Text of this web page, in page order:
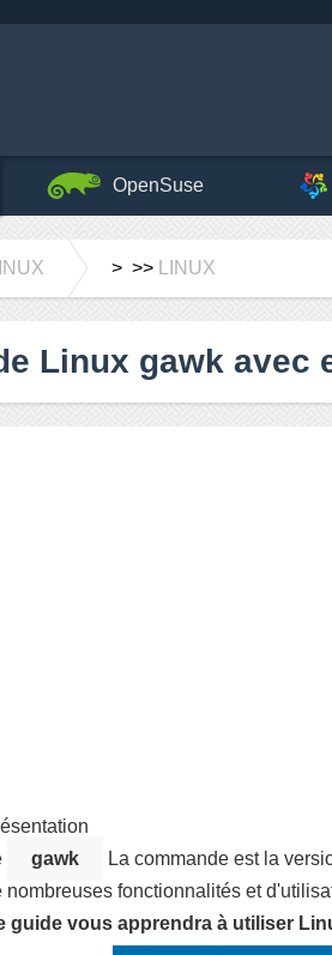
OpenSuse
> >> LINUX
Linux gawk avec
gawk
La commande est la
nombreuses fonctionnalités et
guide vous apprendra à utiliser